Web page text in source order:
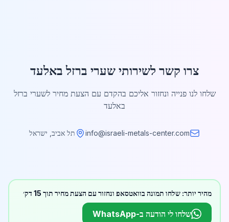
צרו קשר לשירותי שערי ברזל באלעד
שלחו לנו פנייה ונחזור אליכם בהקדם עם הצעת מחיר לשערי ברזל
באלעד
info@israeli-metals-center.com תל אביב, ישראל
מהיר יותר: שלחו תמונה בוואטסאפ ונחזור עם הצעת מחיר תוך 15 דק׳
שלחו לי הודעה ב-WhatsApp